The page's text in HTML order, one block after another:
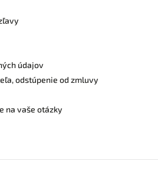
údajov
odstúpenie od zmluvy
na vaše otázky